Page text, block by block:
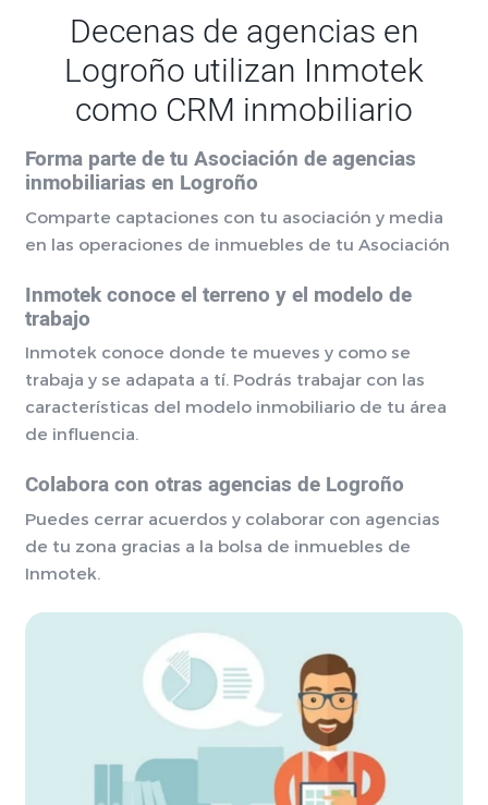
Decenas de agencias en
Logroño utilizan Inmotek
como CRM inmobiliario
Forma parte de tu Asociación de agencias
inmobiliarias en Logroño
Comparte captaciones con tu asociación y media
en las operaciones de inmuebles de tu Asociación
Inmotek conoce el terreno y el modelo de
trabajo
Inmotek conoce donde te mueves y como se
trabaja y se adapata a tí. Podrás trabajar con las
características del modelo inmobiliario de tu área
de influencia.
Colabora con otras agencias de Logroño
Puedes cerrar acuerdos y colaborar con agencias
de tu zona gracias a la bolsa de inmuebles de
Inmotek.